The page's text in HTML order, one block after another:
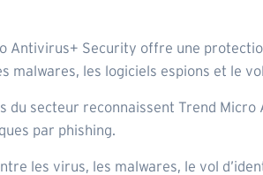
Antivirus+ Security offre une
malwares, les logiciels espions et le
du secteur reconnaissent Trend
par phishing.
les virus, les malwares, le vol